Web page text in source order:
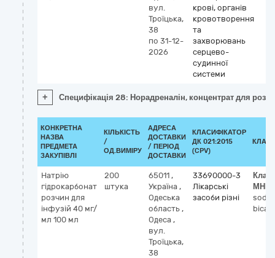
вул.
Троїцька,
38
по 31-12-
2026
крові, органів
кровотворення
та
захворювань
серцево-
судинної
системи
+ Специфікація 28: Норадреналін, концентрат для
КОНКРЕТНА
НАЗВА
ПРЕДМЕТА
ЗАКУПІВЛІ
КІЛЬКІСТЬ
/
ОД.ВИМІРУ
АДРЕСА
ДОСТАВКИ
/ ПЕРІОД
ДОСТАВКИ
КЛАСИФІКАТОР
ДК 021:2015
(CPV)
Натрію
гідрокарбонат
розчин для
інфузій 40 мг/
мл 100 мл
200
штука
65011 ,
Україна ,
Одеська
область ,
Одеса ,
вул.
Троїцька,
38
33690000-3
Лікарські
засоби різні
МНН